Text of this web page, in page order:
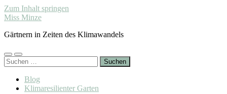
Zum Inhalt springen
Miss Minze
Gärtnern in Zeiten des Klimawandels
Mobile-
Menü
Suchfeld
ein-/ausblenden
Suchen
nach:
Blog
Klimaresilienter Garten